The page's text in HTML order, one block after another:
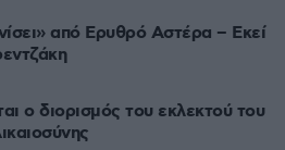
από Ερυθρό Αστέρα – Εκεί
ο διορισμός του εκλεκτού του